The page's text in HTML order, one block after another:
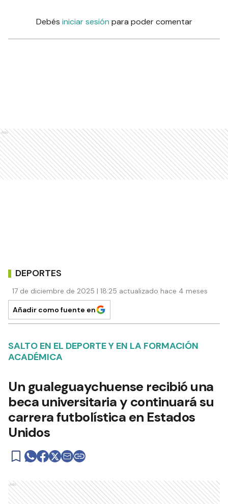
Debés iniciar sesión para poder comentar
Ads
DEPORTES
17 de diciembre de 2025 | 18:25 actualizado hace 4 meses
Añadir como fuente en
SALTO EN EL DEPORTE Y EN LA FORMACIÓN
ACADÉMICA
Un gualeguaychuense recibió una
beca universitaria y continuará su
carrera futbolística en Estados
Unidos
Ads